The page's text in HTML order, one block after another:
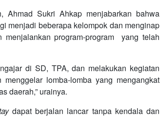
Ahmad Sukri Ahkap menjabarkan bahwa
menjadi beberapa kelompok dan menginap
menjalankan program-program yang telah
di SD, TPA, dan melakukan kegiatan
lomba-lomba yang mengangkat
daerah,” urainya.
dapat berjalan lancar tanpa kendala dan